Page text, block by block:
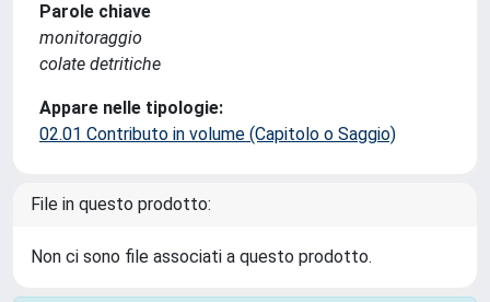
Parole chiave
monitoraggio
colate detritiche
Appare nelle tipologie:
02.01 Contributo in volume (Capitolo o Saggio)
File in questo prodotto:
Non ci sono file associati a questo prodotto.